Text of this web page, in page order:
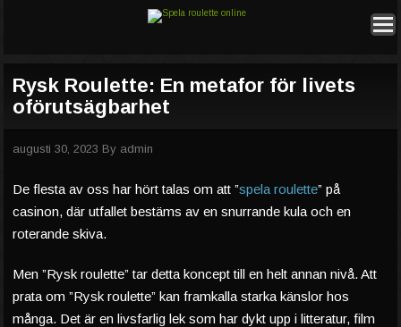
Rysk Roulette: En metafor för livets
oförutsägbarhet
augusti 30, 2023 By admin
De flesta av oss har hört talas om att ”spela roulette” på
casinon, där utfallet bestäms av en snurrande kula och en
roterande skiva.
Men ”Rysk roulette” tar detta koncept till en helt annan nivå. Att
prata om ”Rysk roulette” kan framkalla starka känslor hos
många. Det är en livsfarlig lek som har dykt upp i litteratur, film